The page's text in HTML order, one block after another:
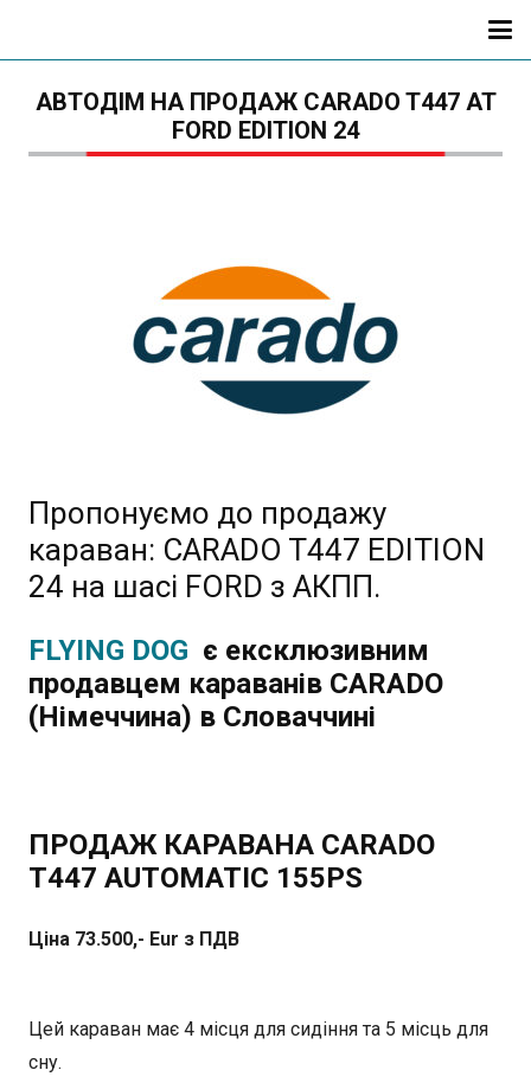
АВТОДІМ НА ПРОДАЖ CARADO T447 AT
FORD EDITION 24
Пропонуємо до продажу
караван: CARADO T447 EDITION
24 на шасі FORD з АКПП.
FLYING DOG є ексклюзивним
продавцем караванів CARADO
(Німеччина) в Словаччині
ПРОДАЖ КАРАВАНА CARADO
T447 AUTOMATIC 155PS
Ціна 73.500,- Eur з ПДВ
Цей караван має 4 місця для сидіння та 5 місць для
сну.